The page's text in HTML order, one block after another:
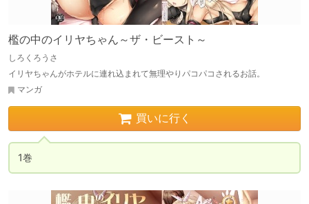
檻の中のイリヤちゃん～ザ・ビースト～
しろくろうさ
イリヤちゃんがホテルに連れ込まれて無理やりパコパコされるお話。
マンガ
買いに行く
1巻